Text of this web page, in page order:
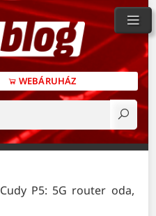
WEBÁRUHÁZ
Cudy P5: 5G router oda,